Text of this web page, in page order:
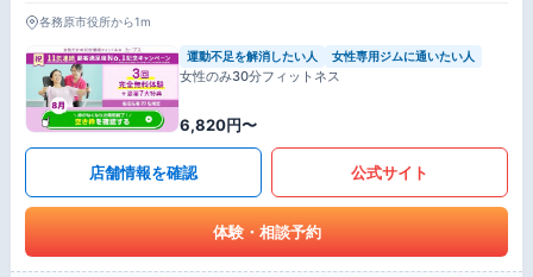
各務原市役所から1m
運動不足を解消したい人 女性専用ジムに通いたい人
女性のみ30分フィットネス
6,820円〜
店舗情報を確認 公式サイト
体験・相談予約